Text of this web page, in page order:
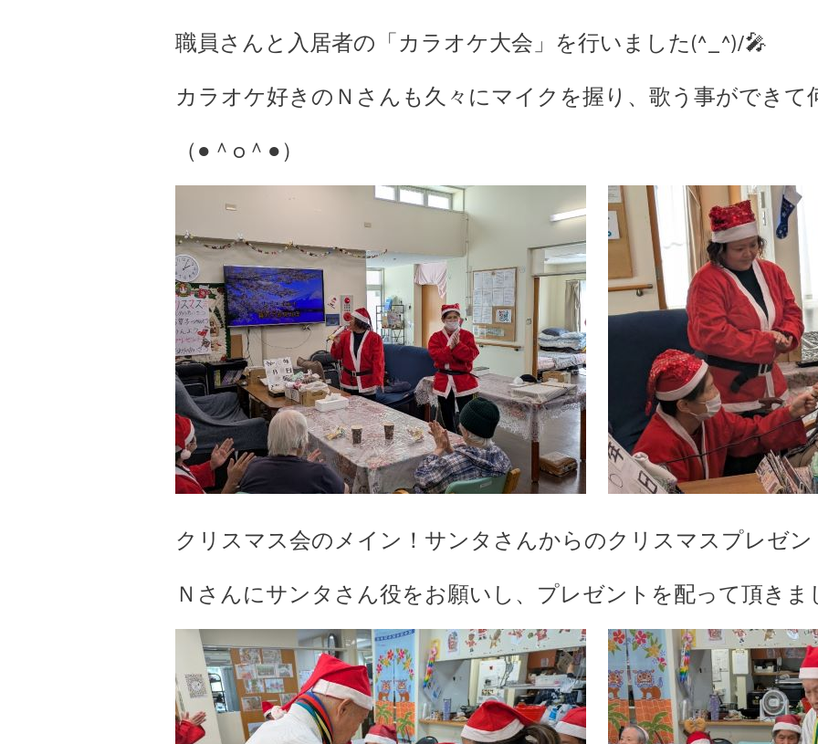
職員さんと入居者の「カラオケ大会」を行いました(^_^)/🎤
カラオケ好きのＮさんも久々にマイクを握り、歌う事ができて
（●＾o＾●）
クリスマス会のメイン！サンタさんからのクリスマスプレゼ
Ｎさんにサンタさん役をお願いし、プレゼントを配って頂きま